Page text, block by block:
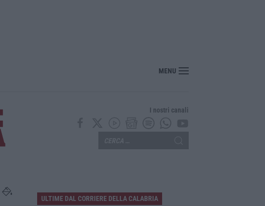
Completato con esito positivo il recupero del gruppo Scout disperso nell’Aspromonte
MENU
I nostri canali
ULTIME DAL CORRIERE DELLA CALABRIA